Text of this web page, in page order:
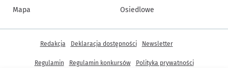
Mapa
Osiedlowe
Inne informacje
Redakcja Deklaracja dostępności Newsletter
Regulamin Regulamin konkursów Polityka prywatności